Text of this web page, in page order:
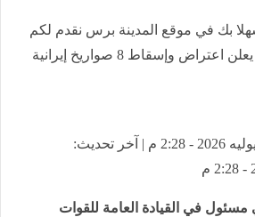
بك في موقع المدينة برس نقدم لكم
اليوم الجيش الأردني يعلن اعتراض وإسقاط 8 صواريخ إيرانية
نشر في: الخميس 9 يوليه 2026 - 2:28 م | آخر تحديث:
في القيادة العامة للقوات